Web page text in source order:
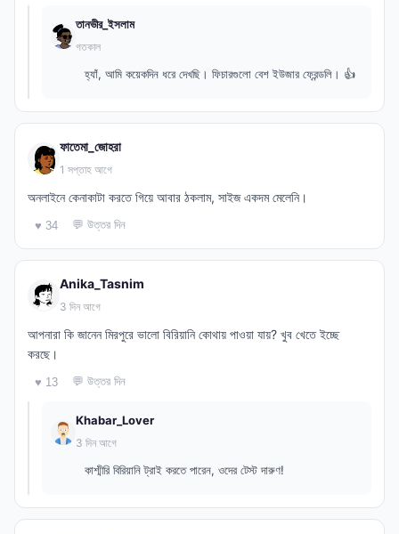
তানভীর_ইসলাম
গতকাল
হ্যাঁ, আমি কয়েকদিন ধরে দেখছি। ফিচারগুলো বেশ ইউজার ফ্রেন্ডলি। 👍
ফাতেমা_জোহরা
1 সপ্তাহ আগে
অনলাইনে কেনাকাটা করতে গিয়ে আবার ঠকলাম, সাইজ একদম মেলেনি।
♥ 34 💬 উত্তর দিন
Anika_Tasnim
3 দিন আগে
আপনারা কি জানেন মিরপুরে ভালো বিরিয়ানি কোথায় পাওয়া যায়? খুব খেতে ইচ্ছে
করছে।
♥ 13 💬 উত্তর দিন
Khabar_Lover
3 দিন আগে
কাশ্মীরি বিরিয়ানি ট্রাই করতে পারেন, ওদের টেস্ট দারুণ!